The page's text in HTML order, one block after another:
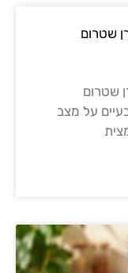
שטרום
שטרום
על מצב